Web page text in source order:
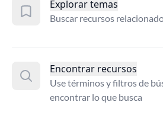
Explorar temas
Buscar recursos
Encontrar recursos
Use términos y filtros de
encontrar lo que busca